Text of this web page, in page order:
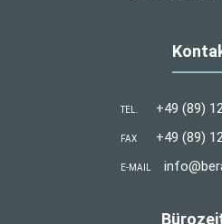
TEL. +49 (89)
FAX +49 (89)
E-MAIL